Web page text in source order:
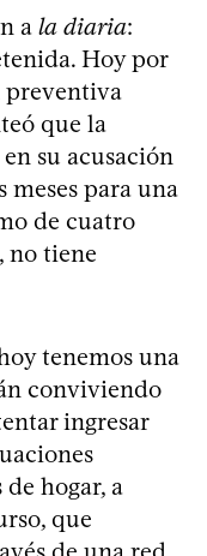
a la diaria:
Hoy por
preventiva
que la
su acusación
meses para una
de cuatro
no tiene
tenemos una
conviviendo
ingresar
de hogar, a
que